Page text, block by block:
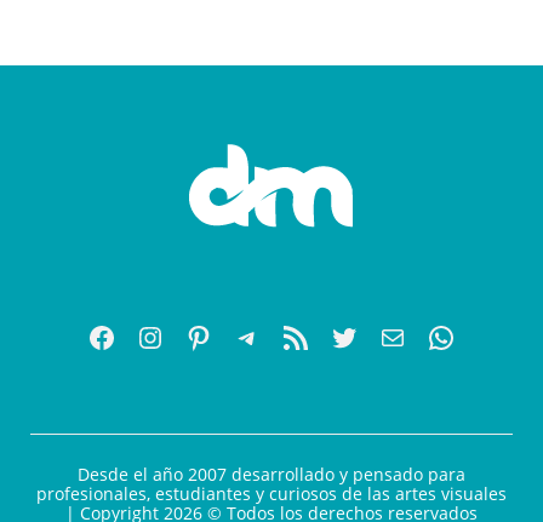
Desde el año 2007 desarrollado y pensado para
profesionales, estudiantes y curiosos de las artes visuales
| Copyright 2026 © Todos los derechos reservados